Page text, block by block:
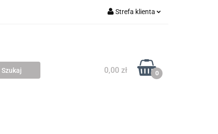
Strefa klienta
Dodaj zgłoszenie
0,00 zł 0